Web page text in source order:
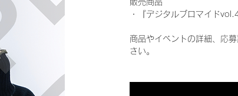
販売商品
・『デジタルブロマイド
商品やイベントの詳細、応
さい。